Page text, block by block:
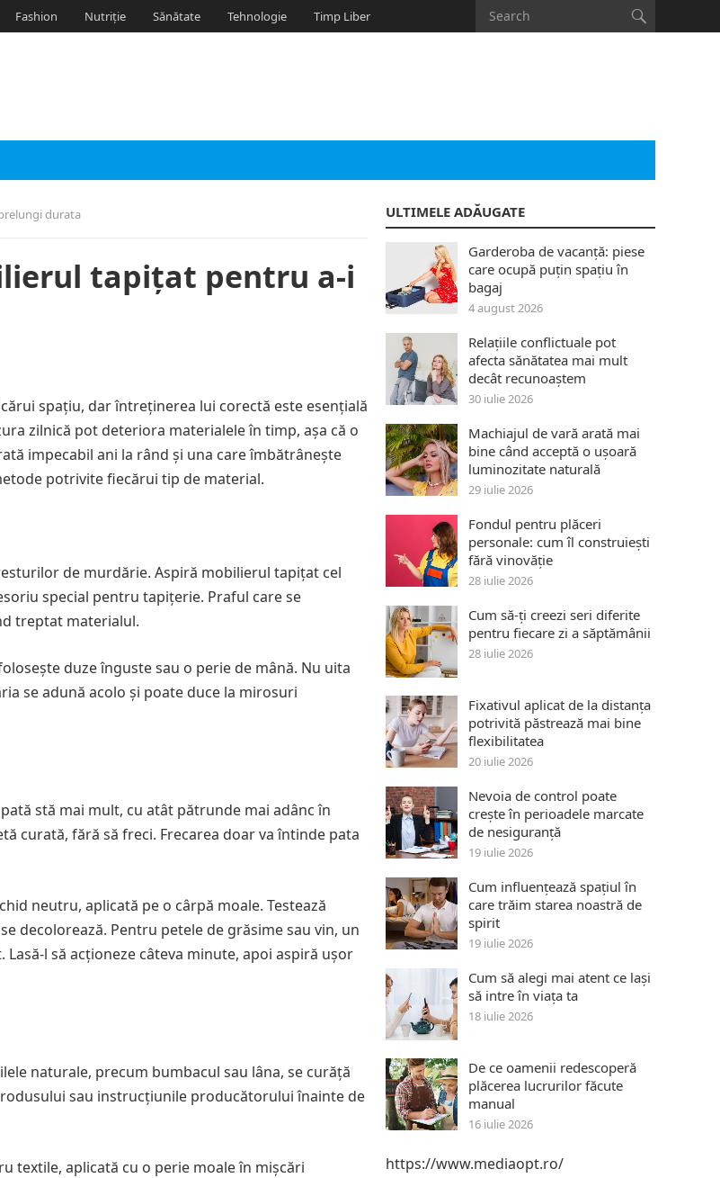
Fashion Nutriție Sănătate Tehnologie Timp Liber
durata
tapițat pentru a-i
spațiu, dar întreținerea lui corectă este esențială
zilnică pot deteriora materialele în timp, așa că o
impecabil ani la rând și una care îmbătrânește
potrivite fiecărui tip de material.
de murdărie. Aspiră mobilierul tapițat cel
special pentru tapițerie. Praful care se
treptat materialul.
duze înguste sau o perie de mână. Nu uita
se adună acolo și poate duce la mirosuri
stă mai mult, cu atât pătrunde mai adânc în
curată, fără să freci. Frecarea doar va întinde pata
neutru, aplicată pe o cârpă moale. Testează
decolorează. Pentru petele de grăsime sau vin, un
l să acționeze câteva minute, apoi aspiră ușor
naturale, precum bumbacul sau lâna, se curăță
sau instrucțiunile producătorului înainte de
textile, aplicată cu o perie moale în mișcări
ULTIMELE ADĂUGATE
Garderoba de vacanță: piese
care ocupă puțin spațiu în
bagaj
4 august 2026
Relațiile conflictuale pot
afecta sănătatea mai mult
decât recunoaștem
30 iulie 2026
Machiajul de vară arată mai
bine când acceptă o ușoară
luminozitate naturală
29 iulie 2026
Fondul pentru plăceri
personale: cum îl construiești
fără vinovăție
28 iulie 2026
Cum să-ți creezi seri diferite
pentru fiecare zi a săptămânii
28 iulie 2026
Fixativul aplicat de la distanța
potrivită păstrează mai bine
flexibilitatea
20 iulie 2026
Nevoia de control poate
crește în perioadele marcate
de nesiguranță
19 iulie 2026
Cum influențează spațiul în
care trăim starea noastră de
spirit
19 iulie 2026
Cum să alegi mai atent ce lași
să intre în viața ta
18 iulie 2026
De ce oamenii redescoperă
plăcerea lucrurilor făcute
manual
16 iulie 2026
https://www.mediaopt.ro/